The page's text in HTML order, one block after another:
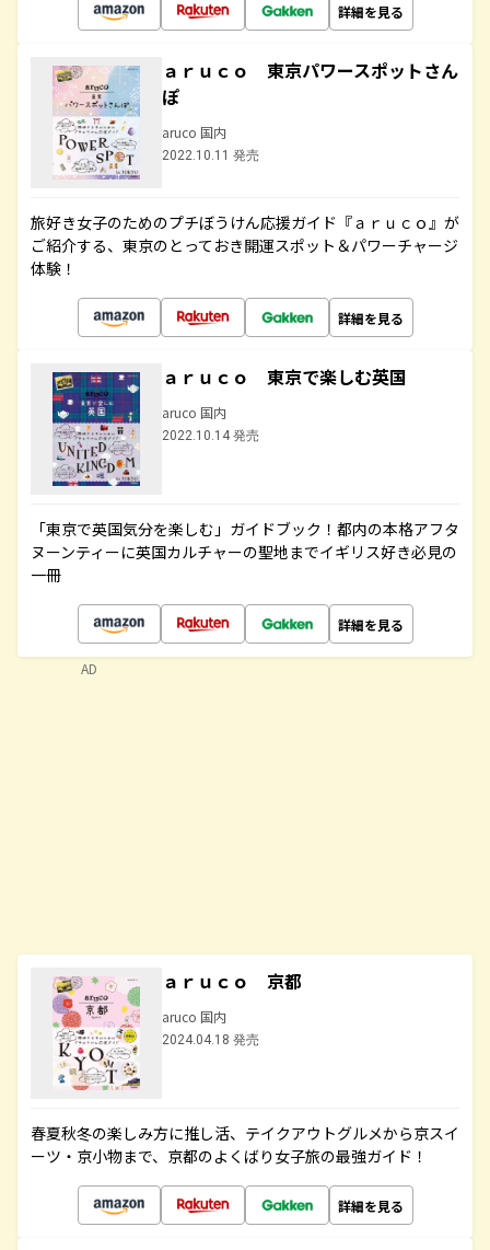
詳細を見る
ａｒｕｃｏ 東京パワースポットさん
ぽ
aruco 国内
2022.10.11 発売
旅好き女子のためのプチぼうけん応援ガイド『ａｒｕｃｏ』が
ご紹介する、東京のとっておき開運スポット＆パワーチャージ
体験！
詳細を見る
ａｒｕｃｏ 東京で楽しむ英国
aruco 国内
2022.10.14 発売
「東京で英国気分を楽しむ」ガイドブック！都内の本格アフタ
ヌーンティーに英国カルチャーの聖地までイギリス好き必見の
一冊
詳細を見る
ａｒｕｃｏ 京都
aruco 国内
2024.04.18 発売
春夏秋冬の楽しみ方に推し活、テイクアウトグルメから京スイ
ーツ・京小物まで、京都のよくばり女子旅の最強ガイド！
詳細を見る
AD